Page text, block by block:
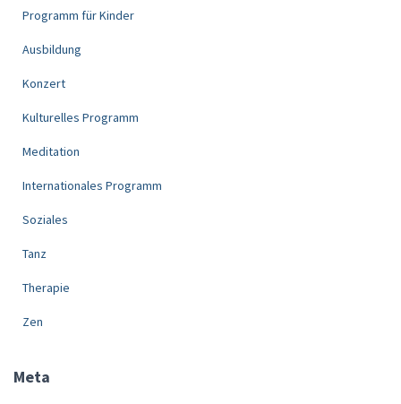
Programm für Kinder
Ausbildung
Konzert
Kulturelles Programm
Meditation
Internationales Programm
Soziales
Tanz
Therapie
Zen
Meta